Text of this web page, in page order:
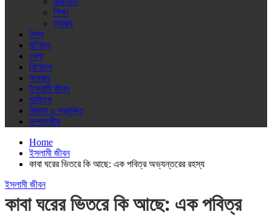
শিক্ষা
স্বাস্থ্য
বিশ্ব
বাণিজ্য
খেলা
বিনোদন
অপরাধ
ইসলামী জীবন
সাহিত্য
বিজ্ঞান ও প্রযুক্তি
সম্পাদকীয়
Home
ইসলামী জীবন
কাবা ঘরের ভিতরে কি আছে: এক পবিত্র অভ্যন্তরের রহস্য
ইসলামী জীবন
কাবা ঘরের ভিতরে কি আছে: এক পবিত্র